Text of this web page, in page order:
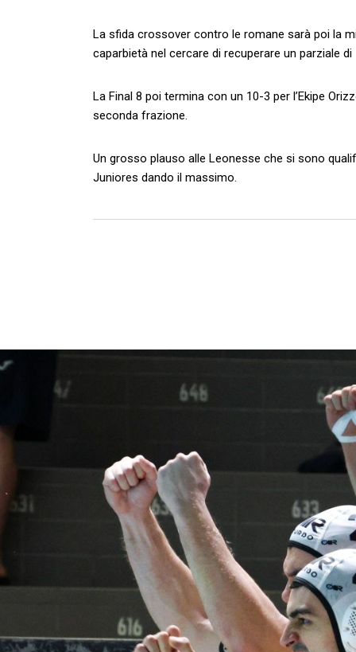
La sfida crossover contro le romane sarà poi la
caparbietà nel cercare di recuperare un parziale
La Final 8 poi termina con un 10-3 per l’Ekipe
seconda frazione.
Un grosso plauso alle Leonesse che si sono
Juniores dando il massimo.